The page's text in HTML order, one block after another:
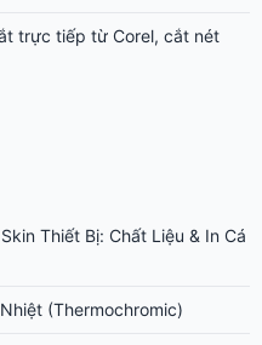
trực tiếp từ Corel, cắt nét
Thiết Bị: Chất Liệu & In Cá
(Thermochromic)